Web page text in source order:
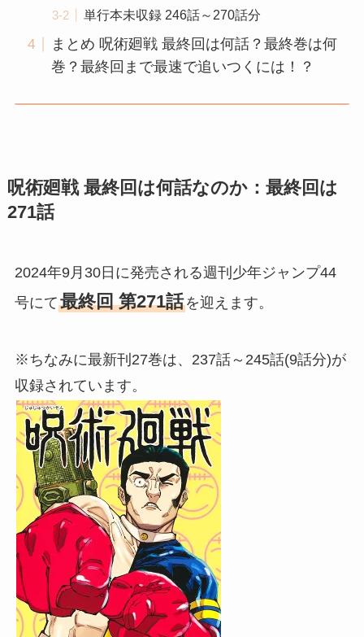
単行本未収録 246話～270話分
まとめ 呪術廻戦 最終回は何話？最終巻は何
巻？最終回まで最速で追いつくには！？
呪術廻戦 最終回は何話なのか：最終回は
271話
2024年9月30日に発売される週刊少年ジャンプ44
号にて最終回 第271話を迎えます。
※ちなみに最新刊27巻は、237話～245話(9話分)が
収録されています。